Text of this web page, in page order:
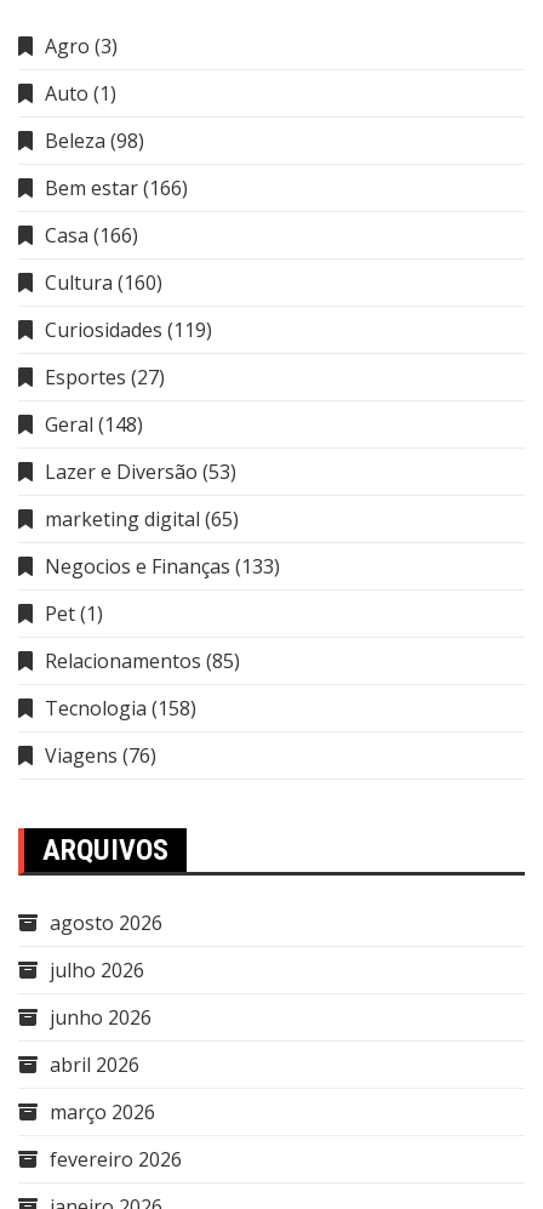
Agro (3)
Auto (1)
Beleza (98)
Bem estar(166)
Casa (166)
Cultura (160)
Curiosidades (119)
Esportes (27)
Geral (148)
Lazer e Diversão (53)
marketing digital (65)
Negocios e Finanças (133)
Pet(1)
Relacionamentos (85)
Tecnologia (158)
Viagens (76)
ARQUIVOS
agosto 2026
julho 2026
junho 2026
abril 2026
março 2026
fevereiro 2026